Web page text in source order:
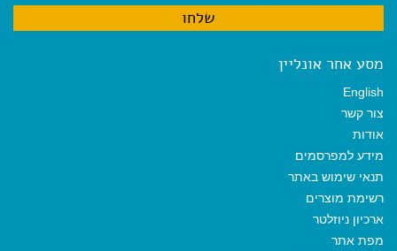
מסע אחר אונליין
English
צור קשר
אודות
מידע למפרסמים
תנאי שימוש באתר
רשימת מוצרים
ארכיון ניוזלטר
מפת אתר